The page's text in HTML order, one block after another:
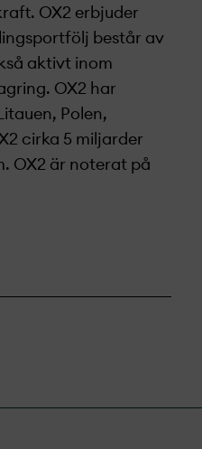
OX2 erbjuder
består av
aktivt inom
OX2 har
Polen,
cirka 5 miljarder
OX2 är noterat på